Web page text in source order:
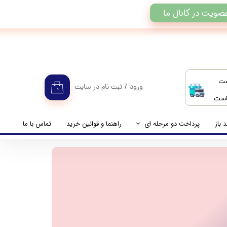
است
۰ ورود / ثبت نام در سایت
تغییر گذر واژه باز پرداخت دو مرحله ای
راهنمای پرداخت دو مرحله ای
راهنما و قوانین خرید تماس با ما
در کانال ما